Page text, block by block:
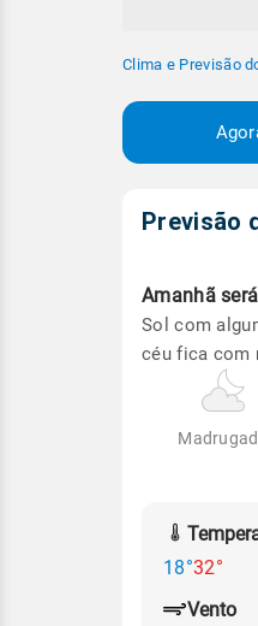
Clima e Previsão
Previsão
Amanhã será
Sol com
céu fica com
18°32°
Vento